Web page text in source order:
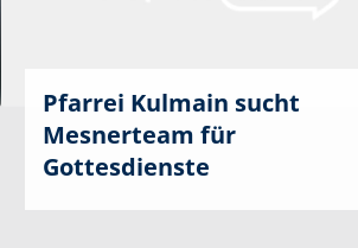
Pfarrei Kulmain sucht
Mesnerteam für
Gottesdienste